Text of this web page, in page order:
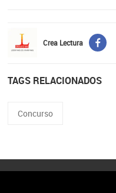
Crea Lectura
TAGS RELACIONADOS
Concurso